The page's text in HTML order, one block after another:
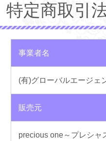
特定商取引
事業者名
(有)グローバルエージェ
販売元
precious one～プレシャ